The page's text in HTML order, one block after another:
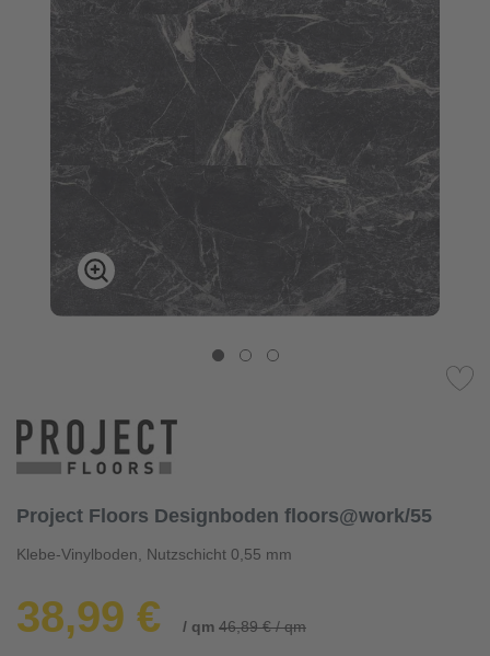
Project Floors Designboden floors@work/55
Klebe-Vinylboden, Nutzschicht 0,55 mm
38,99 € / qm 46,89 € / qm